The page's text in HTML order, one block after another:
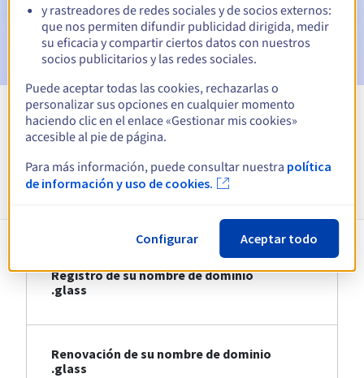
Email tras el Redemption Grace Periodpara notificar la
eliminación del nombre de dominio
Ver todas las extensiones
Información sobre .glass
Registro de su nombre de dominio
.glass
Renovación de su nombre de dominio
.glass
y rastreadores de redes sociales y de socios externos:
que nos permiten difundir publicidad dirigida, medir
su eficacia y compartir ciertos datos con nuestros
socios publicitarios y las redes sociales.
Puede aceptar todas las cookies, rechazarlas o
personalizar sus opciones en cualquier momento
haciendo clic en el enlace «Gestionar mis cookies»
accesible al pie de página.
Para más información, puede consultar nuestra política
de información y uso de cookies.
Configurar Aceptar todo